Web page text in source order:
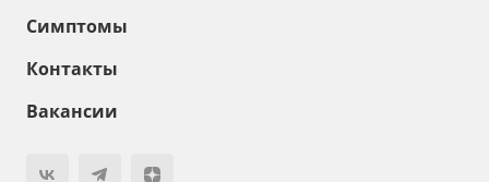
Симптомы
Контакты
Вакансии